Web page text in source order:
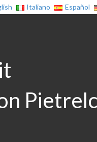
Italiano Español